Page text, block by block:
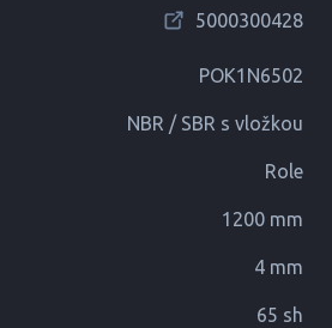
5000300428
POK1N6502
NBR / SBR s vložkou
Role
1200 mm
4 mm
65 sh